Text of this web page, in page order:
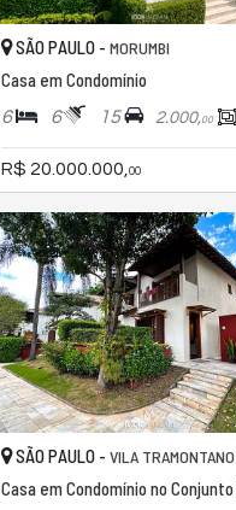
SÃO PAULO - MORUMBI
Casa em Condomínio
6 6 15 2.000,00
R$ 20.000.000, 00
SÃO PAULO - VILA TRAMONTANO